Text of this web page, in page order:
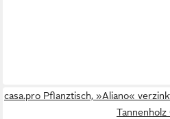
casa.pro Pflanztisch, »Aliano«
Tannenholz